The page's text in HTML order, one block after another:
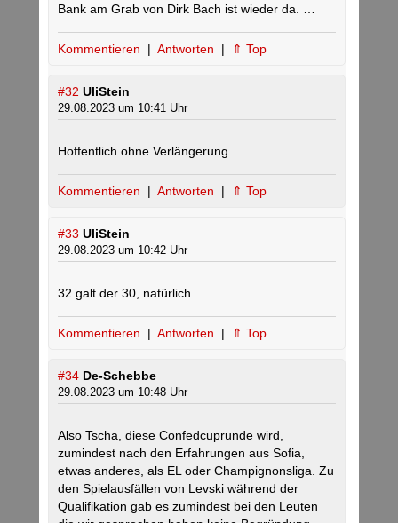
Bank am Grab von Dirk Bach ist wieder da. …
Kommentieren | Antworten | ⇑ Top
#32 UliStein
29.08.2023 um 10:41 Uhr
Hoffentlich ohne Verlängerung.
Kommentieren | Antworten | ⇑ Top
#33 UliStein
29.08.2023 um 10:42 Uhr
32 galt der 30, natürlich.
Kommentieren | Antworten | ⇑ Top
#34 De-Schebbe
29.08.2023 um 10:48 Uhr
Also Tscha, diese Confedcuprunde wird,
zumindest nach den Erfahrungen aus Sofia,
etwas anderes, als EL oder Champignonsliga. Zu
den Spielausfällen von Levski während der
Qualifikation gab es zumindest bei den Leuten